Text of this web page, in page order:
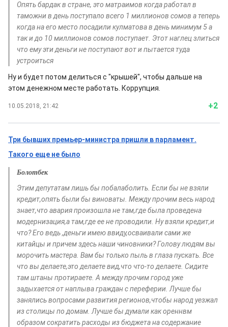
Опять бардак в стране, это матраимов когда работал в
таможни в день поступало всего 1 миллионов сомов а теперь
когда на его место посадили кулматова в день минимум 5 а
так и до 10 миллионов сомов поступает. Этот наглец злиться
что ему эти деньги не поступают вот и пытается туда
устроиться
Ну и будет потом делиться с "крышей", чтобы дальше на
этом денежном месте работать. Коррупция.
10.05.2018, 21:42 +2
Три бывших премьер-министра пришли в парламент.
Такого еще не было
Болотбек
Этим депутатам лишь бы побалаболить. Если бы не взяли
кредит,опять были бы виноваты. Между прочим весь народ
знает,что авария произошла не там,где была проведена
модернизация,а там,где ее не проводили. Ну взяли кредит,и
что? Его ведь ,деньги имею ввиду,осваивали сами же
китайцы и причем здесь наши чиновники? Голову людям вы
морочить мастера. Вам бы только пыль в глаза пускать. Все
что вы делаете,это делаете вид,что что-то делаете. Сидите
там штаны протираете. А между прочим город уже
задыхается от наплыва граждан с переферии. Лучше бы
занялись вопросами развития регионов,чтобы народ уезжал
из столицы по домам. Лучше бы думали как ореннвм
образом сократить расходы из бюджета на содержание